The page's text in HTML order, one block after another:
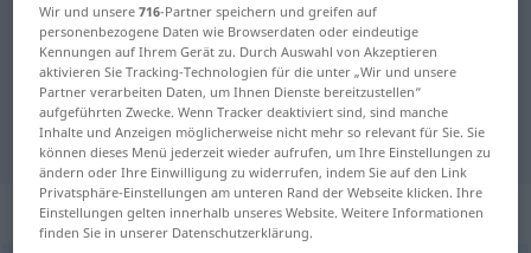
Deutsch-Japanisch Übersetzung
für "aufrufen"
"aufrufen" Japanisch Übersetzung
„aufrufen“
Wir und unsere716-Partner speichern und greifen auf
personenbezogene Daten wie Browserdaten oder eindeutige
Kennungen auf Ihrem Gerät zu. Durch Auswahl von Akzeptieren
aktivieren Sie Tracking-Technologien für die unter „Wir und unsere
Partner verarbeiten Daten, um Ihnen Dienste bereitzustellen“
aufgeführten Zwecke. Wenn Tracker deaktiviert sind, sind manche
Inhalte und Anzeigen möglicherweise nicht mehr so relevant für Sie. Sie
können dieses Menü jederzeit wieder aufrufen, um Ihre Einstellungen zu
ändern oder Ihre Einwilligung zu widerrufen, indem Sie auf den Link
Privatsphäre-Einstellungen am unteren Rand der Webseite klicken. Ihre
Einstellungen gelten innerhalb unseres Website. Weitere Informationen
finden Sie in unserer Datenschutzerklärung.